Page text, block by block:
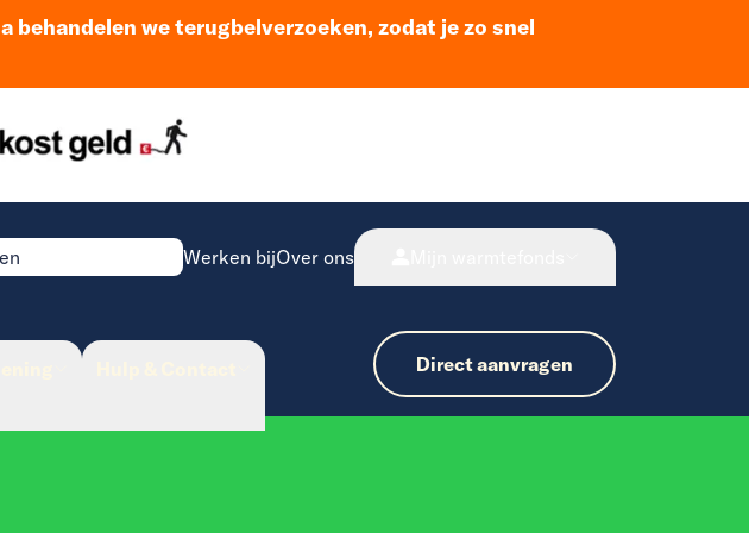
we terugbelverzoeken, zodat je zo snel
de website
Werken bijOver ons
Direct aanvragen